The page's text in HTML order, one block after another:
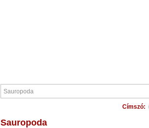
Címszó:
Sauropoda